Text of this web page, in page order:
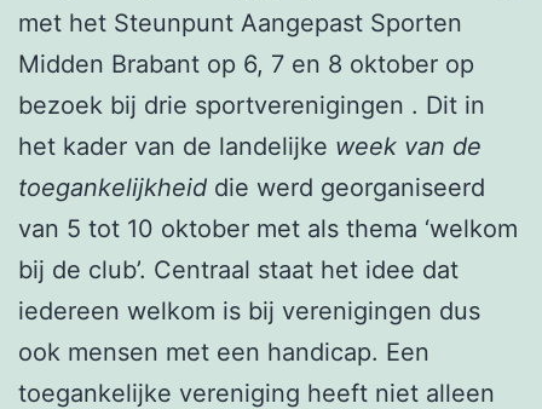
met het Steunpunt Aangepast Sporten
Midden Brabant op 6, 7 en 8 oktober op
bezoek bij drie sportverenigingen . Dit in
het kader van de landelijke week van de
toegankelijkheid die werd georganiseerd
van 5 tot 10 oktober met als thema ‘welkom
bij de club’. Centraal staat het idee dat
iedereen welkom is bij verenigingen dus
ook mensen met een handicap. Een
toegankelijke vereniging heeft niet alleen